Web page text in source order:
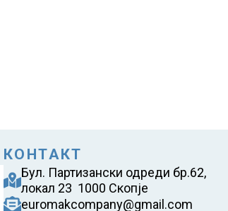
КОНТАКТ
Бул. Партизански одреди бр.62,
локал 23 1000 Скопје
euromakcompany@gmail.com